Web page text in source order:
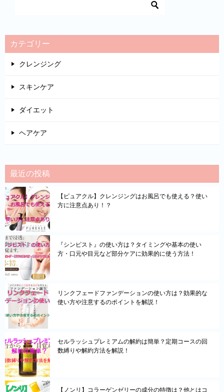
カテゴリー
クレンジング
スキンケア
ダイエット
ヘアケア
最近の投稿
【ピュアクル】クレンジングはお風呂でも使える？使い
方に注意点あり！？
『シンピスト』の使い方は？タイミングや基本の使い
方・口元や目元など部分ケアに効果的に使う方法！
リンクフェードファンデーションの使い方は？効果的な
使い方や注意するのポイントを解説！
セルラッシュプレミアムの解約は簡単？定期コースの回
数縛りや解約方法を解説！
【ノンリ】コラーゲンゼリーの成分の特徴は？他とはコ